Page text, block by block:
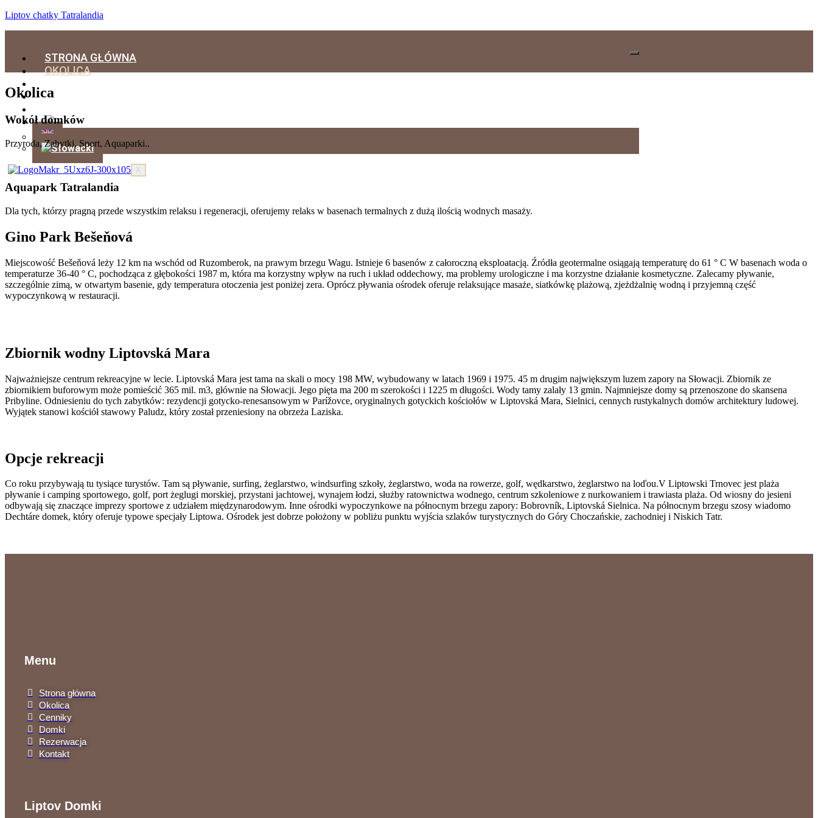
Liptov chatky Tatralandia
STRONA GŁÓWNA
OKOLICA
REZERWACJA
X
Okolica
Wokół domków
Przyroda, Zabytki, Sport, Aquaparki..
Aquapark Tatralandia
Dla tych, którzy pragną przede wszystkim relaksu i regeneracji, oferujemy relaks w basenach termalnych z dużą ilością wodnych masaży.
Gino Park Bešeňová
Miejscowość Bešeňová leży 12 km na wschód od Ruzomberok, na prawym brzegu Wagu. Istnieje 6 basenów z całoroczną eksploatacją. Źródła geotermalne osiągają temperaturę do 61 ° C W basenach woda o
temperaturze 36-40 ° C, pochodząca z głębokości 1987 m, która ma korzystny wpływ na ruch i układ oddechowy, ma problemy urologiczne i ma korzystne działanie kosmetyczne. Zalecamy pływanie,
szczególnie zimą, w otwartym basenie, gdy temperatura otoczenia jest poniżej zera. Oprócz pływania ośrodek oferuje relaksujące masaże, siatkówkę plażową, zjeżdżalnię wodną i przyjemną część
wypoczynkową w restauracji.
Zbiornik wodny Liptovská Mara
Najważniejsze centrum rekreacyjne w lecie. Liptovská Mara jest tama na skali o mocy 198 MW, wybudowany w latach 1969 i 1975. 45 m drugim największym luzem zapory na Słowacji. Zbiornik ze
zbiornikiem buforowym może pomieścić 365 mil. m3, głównie na Słowacji. Jego pięta ma 200 m szerokości i 1225 m długości. Wody tamy zalały 13 gmin. Najmniejsze domy są przenoszone do skansena
Pribyline. Odniesieniu do tych zabytków: rezydencji gotycko-renesansowym w Parížovce, oryginalnych gotyckich kościołów w Liptovská Mara, Sielnici, cennych rustykalnych domów architektury ludowej.
Wyjątek stanowi kościół stawowy Paludz, który został przeniesiony na obrzeża Laziska.
Opcje rekreacji
Co roku przybywają tu tysiące turystów. Tam są pływanie, surfing, żeglarstwo, windsurfing szkoły, żeglarstwo, woda na rowerze, golf, wędkarstwo, żeglarstwo na loďou.V Liptowski Trnovec jest plaża
pływanie i camping sportowego, golf, port żeglugi morskiej, przystani jachtowej, wynajem łodzi, służby ratownictwa wodnego, centrum szkoleniowe z nurkowaniem i trawiasta plaża. Od wiosny do jesieni
odbywają się znaczące imprezy sportowe z udziałem międzynarodowym. Inne ośrodki wypoczynkowe na północnym brzegu zapory: Bobrovník, Liptovská Sielnica. Na północnym brzegu szosy wiadomo
Dechtáre domek, który oferuje typowe specjały Liptowa. Ośrodek jest dobrze położony w pobliżu punktu wyjścia szlaków turystycznych do Góry Choczańskie, zachodniej i Niskich Tatr.
Menu
Strona główna
Okolica
Cenniky
Domki
Rezerwacja
Kontakt
Liptov Domki